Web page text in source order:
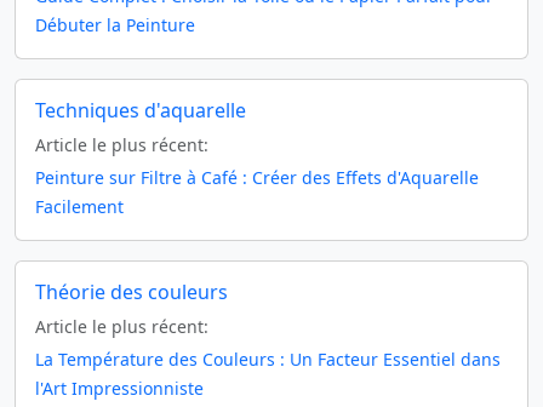
Débuter la Peinture
Techniques d'aquarelle
Article le plus récent:
Peinture sur Filtre à Café : Créer des Effets d'Aquarelle
Facilement
Théorie des couleurs
Article le plus récent:
La Température des Couleurs : Un Facteur Essentiel dans
l'Art Impressionniste